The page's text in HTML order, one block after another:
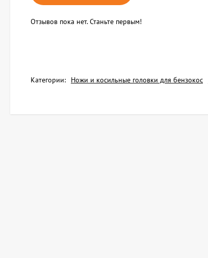
Отзывов пока нет. Станьте первым!
Категории: Ножи и косильные головки для бензокос